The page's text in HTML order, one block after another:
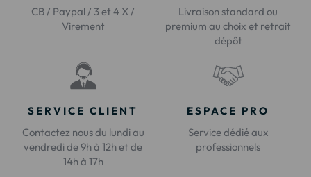
CB / Paypal / 3 et 4 X /
Virement
Livraison standard ou
premium au choix et retrait
dépôt
SERVICE CLIENT
Contactez nous du lundi au
vendredi de 9h à 12h et de
14h à 17h
ESPACE PRO
Service dédié aux
professionnels